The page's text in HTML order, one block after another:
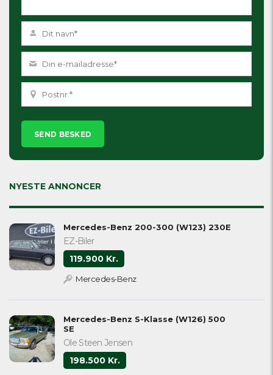
Please
leave
empty.
NYESTE ANNONCER
Mercedes-Benz 200-300 (W123) 230E
EZ-Biler
119.900 Kr.
Mercedes-Benz
Mercedes-Benz S-Klasse (W126) 500
SE
Ole Steen Jensen
198.500 Kr.